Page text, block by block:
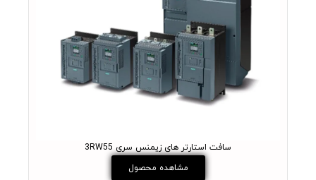
سافت استارتر های زیمنس سری 3RW55
مشاهده محصول